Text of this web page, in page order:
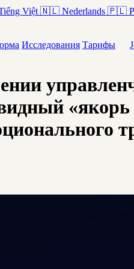
Việt 🇳🇱 Nederlands 🇵🇱
Исследования Тарифы